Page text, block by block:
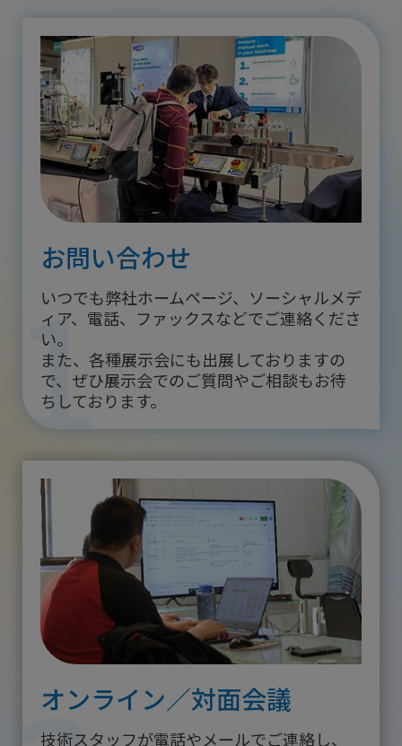
1
お問い合わせ
いつでも弊社ホームページ、ソーシャルメデ
ィア、電話、ファックスなどでご連絡くださ
い。
また、各種展示会にも出展しておりますの
で、ぜひ展示会でのご質問やご相談もお待
ちしております。
オンライン／対面会議
技術スタッフが電話やメールでご連絡し、